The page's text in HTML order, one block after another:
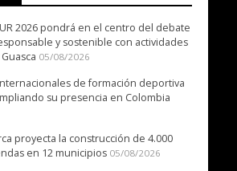
2026 pondrá en el centro del debate
y sostenible con actividades
05/08/2026
de formación deportiva
su presencia en Colombia
proyecta la construcción de 4.000
en 12 municipios 05/08/2026